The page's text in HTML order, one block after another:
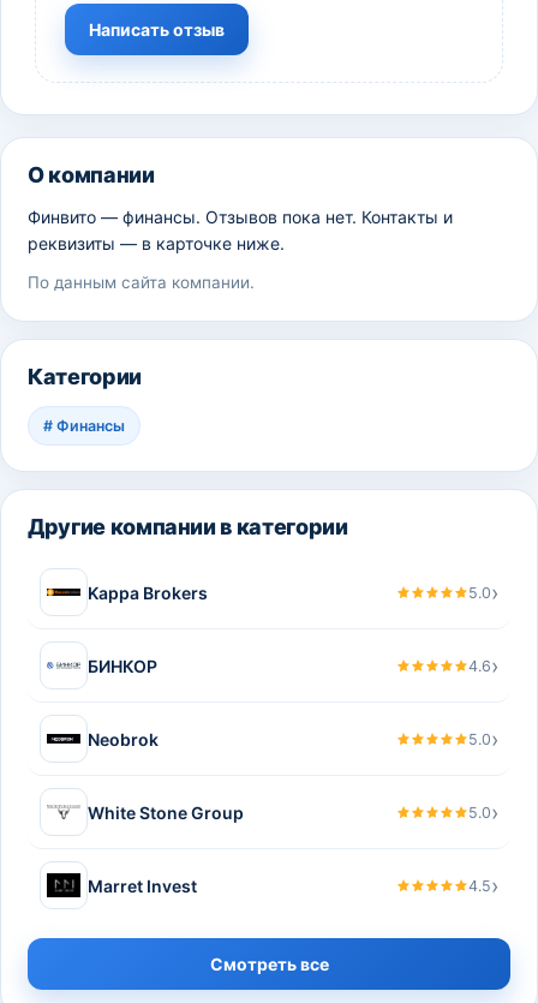
Написать отзыв
О компании
Финвито — финансы. Отзывов пока нет. Контакты и
реквизиты — в карточке ниже.
По данным сайта компании.
Категории
# Финансы
Другие компании в категории
Kappa Brokers 5.0›
БИНКОР 4.6›
Neobrok 5.0›
White Stone Group 5.0›
Marret Invest 4.5›
Смотреть все